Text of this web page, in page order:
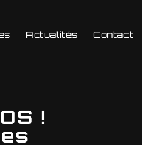
Actualités Contact
!